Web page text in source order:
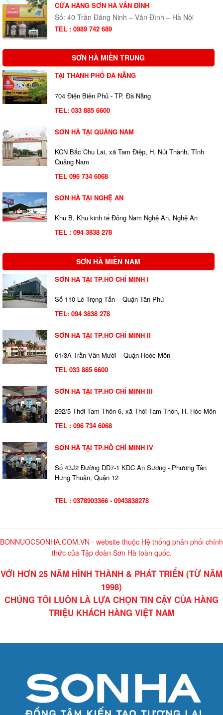
CỬA HÀNG SƠN HÀ VÂN ĐÌNH
Số: 40 Trần Đăng Ninh – Vân Đình – Hà Nội
TEL : 0989 742 689
SƠN HÀ MIỀN TRUNG
TẠI THÀNH PHỐ ĐÀ NẴNG
704 Điện Biên Phủ - TP. Đà Nẵng
TEL: 033 885 6600
SƠN HÀ TẠI QUẢNG NAM
KCN Bắc Chu Lai, xã Tam Điệp, H. Núi Thành, Tỉnh
Quảng Nam
TEL 096 734 6068
SƠN HÀ TẠI NGHỆ AN
Khu B, Khu kinh tế Đông Nam Nghệ An, Nghệ An
TEL : 094 3838 278
SƠN HÀ MIỀN NAM
SƠN HÀ TẠI TP.HỒ CHÍ MINH I
Số 110 Lê Trọng Tấn – Quận Tân Phú
TEL: 094 3838 278
SƠN HÀ TẠI TP.HỒ CHÍ MINH II
61/3A Trần Văn Mười – Quận Hoóc Môn
TEL 033 885 6600
SƠN HÀ TẠI TP.HỒ CHÍ MINH III
292/5 Thới Tam Thôn 6, xã Thới Tam Thôn, H. Hóc Môn
TEL : 096 734 6068
SƠN HÀ TẠI TP.HỒ CHÍ MINH IV
Số 43J2 Đường DD7-1 KDC An Sương - Phương Tân
Hưng Thuận, Quận 12
TEL : 0378903366 - 0943838278
BONNUOCSONHA.COM.VN - website thuộc Hệ thống phân phối chính
thức của Tập đoàn Sơn Hà toàn quốc.
VỚI HƠN 25 NĂM HÌNH THÀNH & PHÁT TRIỂN (TỪ NĂM
1998)
CHÚNG TÔI LUÔN LÀ LỰA CHỌN TIN CẬY CỦA HÀNG
TRIỆU KHÁCH HÀNG VIỆT NAM